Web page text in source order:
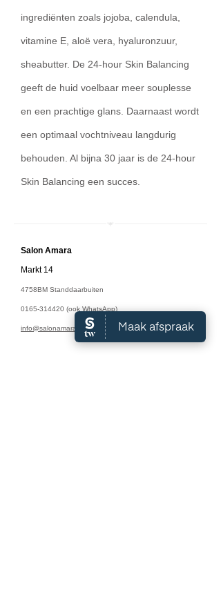
ingrediënten zoals jojoba, calendula,
vitamine E, aloë vera, hyaluronzuur,
sheabutter. De 24-hour Skin Balancing
geeft de huid voelbaar meer souplesse
en een prachtige glans. Daarnaast wordt
een optimaal vochtniveau langdurig
behouden. Al bijna 30 jaar is de 24-hour
Skin Balancing een succes.
Salon Amara
Markt 14
4758BM Standdaarbuiten
0165-314420 (ook WhatsApp)
info@salonamara.nl